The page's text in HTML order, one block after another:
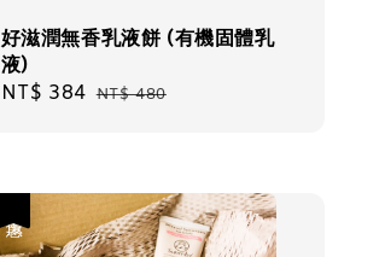
好滋潤無香乳液餅 (有機固體乳
液)
Sale
NT$ 384 Regular
NT$ 480